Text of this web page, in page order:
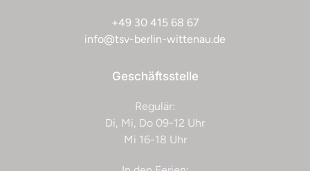
+49 30 415 68 67
info@tsv-berlin-wittenau.de
Geschäftsstelle
Regulär:
Di, Mi, Do 09-12 Uhr
Mi 16-18 Uhr